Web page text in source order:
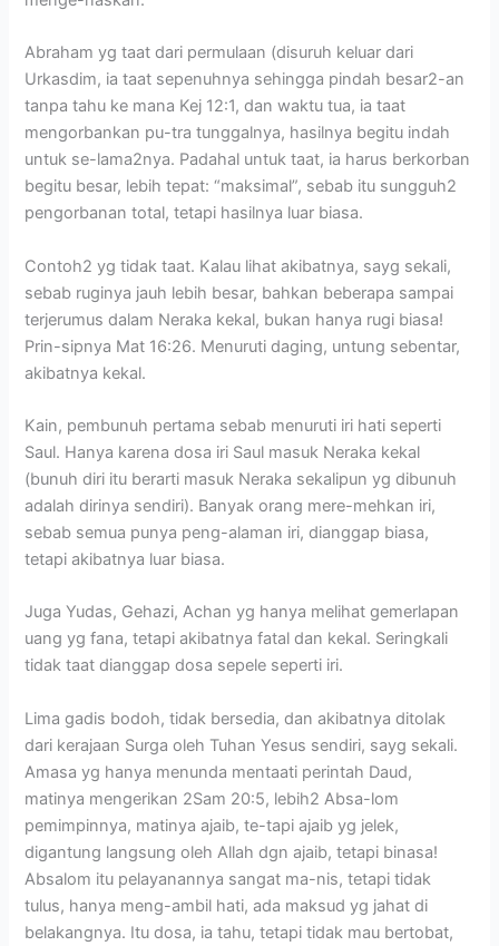
Abraham yg taat dari permulaan (disuruh keluar dari
Urkasdim, ia taat sepenuhnya sehingga pindah besar2-an
tanpa tahu ke mana Kej 12:1, dan waktu tua, ia taat
mengorbankan pu-tra tunggalnya, hasilnya begitu indah
untuk se-lama2nya. Padahal untuk taat, ia harus berkorban
begitu besar, lebih tepat: “maksimal”, sebab itu sungguh2
pengorbanan total, tetapi hasilnya luar biasa.
Contoh2 yg tidak taat. Kalau lihat akibatnya, sayg sekali,
sebab ruginya jauh lebih besar, bahkan beberapa sampai
terjerumus dalam Neraka kekal, bukan hanya rugi biasa!
Prin-sipnya Mat 16:26. Menuruti daging, untung sebentar,
akibatnya kekal.
Kain, pembunuh pertama sebab menuruti iri hati seperti
Saul. Hanya karena dosa iri Saul masuk Neraka kekal
(bunuh diri itu berarti masuk Neraka sekalipun yg dibunuh
adalah dirinya sendiri). Banyak orang mere-mehkan iri,
sebab semua punya peng-alaman iri, dianggap biasa,
tetapi akibatnya luar biasa.
Juga Yudas, Gehazi, Achan yg hanya melihat gemerlapan
uang yg fana, tetapi akibatnya fatal dan kekal. Seringkali
tidak taat dianggap dosa sepele seperti iri.
Lima gadis bodoh, tidak bersedia, dan akibatnya ditolak
dari kerajaan Surga oleh Tuhan Yesus sendiri, sayg sekali.
Amasa yg hanya menunda mentaati perintah Daud,
matinya mengerikan 2Sam 20:5, lebih2 Absa-lom
pemimpinnya, matinya ajaib, te-tapi ajaib yg jelek,
digantung langsung oleh Allah dgn ajaib, tetapi binasa!
Absalom itu pelayanannya sangat ma-nis, tetapi tidak
tulus, hanya meng-ambil hati, ada maksud yg jahat di
belakangnya. Itu dosa, ia tahu, tetapi tidak mau bertobat,